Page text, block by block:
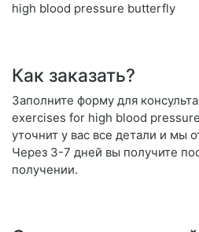
high blood pressure butterfly
Как заказать?
Заполните форму для
exercises for high blood
уточнит у вас все детали и мы
Через 3-7 дней вы получите
получении.